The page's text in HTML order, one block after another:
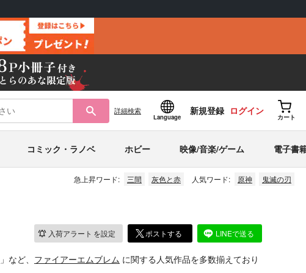
詳細検索
Language
新規登録 ログイン
カート
コミック・ラノベ ホビー 映像/音楽/ゲーム 電子書
急上昇ワード: 三間 灰色と赤 人気ワード: 原神 鬼滅の刃
入荷アラート を設定 ポストする LINEで送る
」など、 ファイアーエムブレム に関する人気作品を多数揃えており